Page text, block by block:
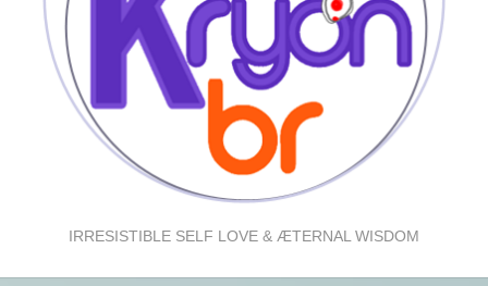
IRRESISTIBLE SELF LOVE & ÆTERNAL WISDOM